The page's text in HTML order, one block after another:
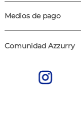
Medios de pago
Comunidad Azzurry